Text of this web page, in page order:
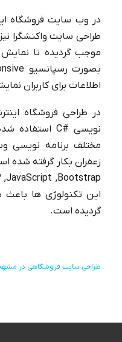
در وب سایت فروشگاه
طراحی سایت واکنشگرا
موجب گردیده تا
بصورت رسپانسیو
اطلاعات برای کاربران
در طراحی فروشگاه
نویسی C# استفاده
مختلف برنامه نویسی
این تکنولوژی ها باعث
گردیده است.
طراحی سایت فروشگاهی در